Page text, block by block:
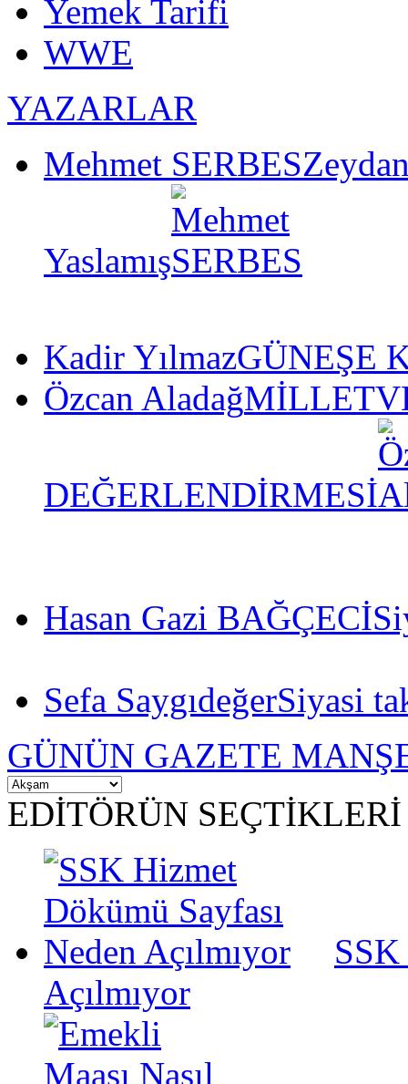
Yemek Tarifi
WWE
YAZARLAR
Mehmet SERBES
Yaslamış
Kadir YılmazGÜNEŞE
Özcan Aladağ
DEĞERLENDİRMESİ
Hasan Gazi BAĞÇECİ
Sefa SaygıdeğerSiyasi
GÜNÜN GAZETE
EDİTÖRÜN SEÇTİKLERİ
Açılmıyor